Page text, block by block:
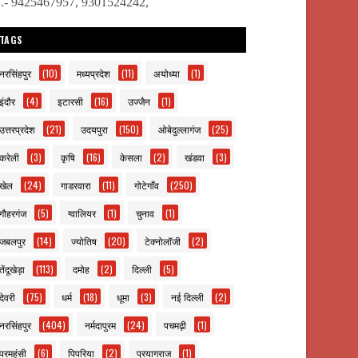
(10) मध्यप्रदेश (11) अयोध्या (1)
(4) इटारसी (16) उज्जैन (1)
(21) उदयपुरा (150) ओबेदुल्लागंज (25)
(3) कृषि (16) केसला (2) खंडवा (3)
(24) गाडरवारा (11) गोटेगाँव (250)
(5) ग्वालियर (1) चुनाव (1)
(14) ज्योतिष (20) टेक्नोलॉजी (2)
(113) दमोह (2) दिल्ली (5)
(75) धर्म (18) धूमा (3) नई दिल्ली (2)
(404) नर्मदापुरम (24) पचमढ़ी (1)
(6) पिपरिया (2) प्रयागराज (1)